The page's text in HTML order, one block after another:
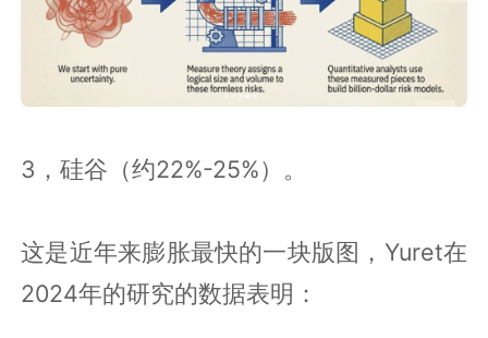
3，硅谷（约22%-25%）。
这是近年来膨胀最快的一块版图，Yuret在
2024年的研究的数据表明：